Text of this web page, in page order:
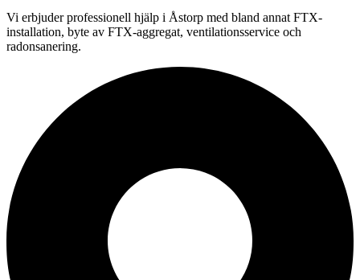
Vi erbjuder professionell hjälp i Åstorp med bland annat FTX-
installation, byte av FTX-aggregat, ventilationsservice och
radonsanering.